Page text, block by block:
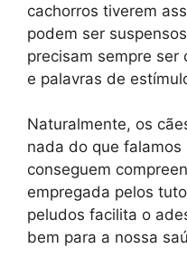
cachorros tiverem
podem ser
precisam sempre ser
e palavras de
Naturalmente, os
nada do que falamos
conseguem
empregada pelos
peludos facilita o
bem para a nossa